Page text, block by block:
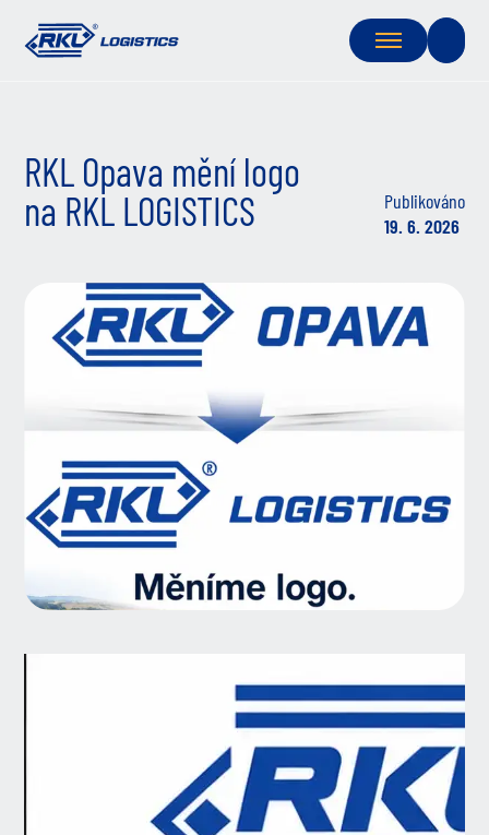
RKL Opava mění logo
na RKL LOGISTICS
Publikováno
19. 6. 2026